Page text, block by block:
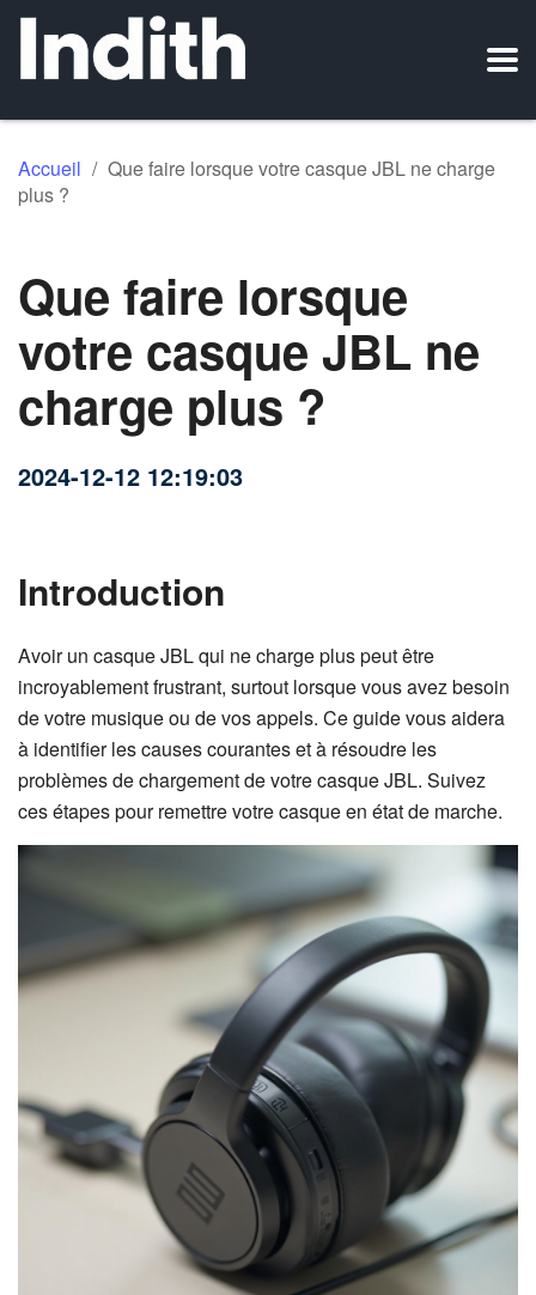
Accueil / Que faire lorsque votre casque JBL ne charge
plus ?
Que faire lorsque
votre casque JBL ne
charge plus ?
2024-12-12 12:19:03
Introduction
Avoir un casque JBL qui ne charge plus peut être
incroyablement frustrant, surtout lorsque vous avez besoin
de votre musique ou de vos appels. Ce guide vous aidera
à identifier les causes courantes et à résoudre les
problèmes de chargement de votre casque JBL. Suivez
ces étapes pour remettre votre casque en état de marche.